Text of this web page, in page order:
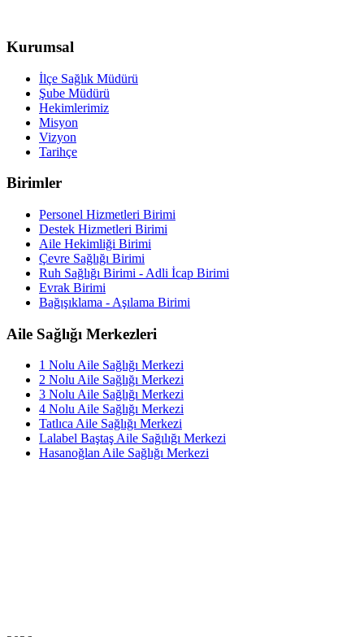
Kurumsal
İlçe Sağlık Müdürü
Şube Müdürü
Hekimlerimiz
Misyon
Vizyon
Tarihçe
Birimler
Personel Hizmetleri Birimi
Destek Hizmetleri Birimi
Aile Hekimliği Birimi
Çevre Sağlığı Birimi
Ruh Sağlığı Birimi - Adli İcap Birimi
Evrak Birimi
Bağışıklama - Aşılama Birimi
Aile Sağlığı Merkezleri
1 Nolu Aile Sağlığı Merkezi
2 Nolu Aile Sağlığı Merkezi
3 Nolu Aile Sağlığı Merkezi
4 Nolu Aile Sağlığı Merkezi
Tatlıca Aile Sağlığı Merkezi
Lalabel Baştaş Aile Sağılığı Merkezi
Hasanoğlan Aile Sağlığı Merkezi